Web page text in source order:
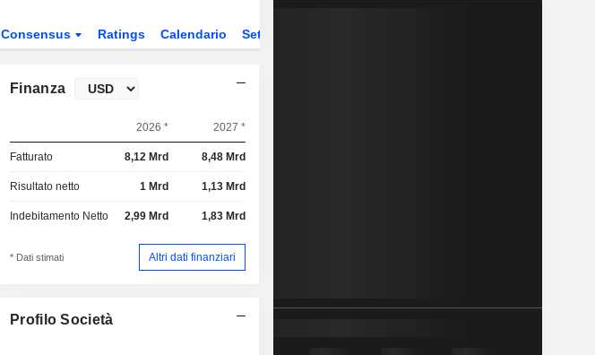
Consensus Ratings Calendario Settore
Finanza
2026 * 2027 *
Fatturato 8,12 Mrd 8,48 Mrd
Risultato netto 1 Mrd 1,13 Mrd
Indebitamento Netto 2,99 Mrd 1,83 Mrd
* Dati stimati Altri dati finanziari
Profilo Società